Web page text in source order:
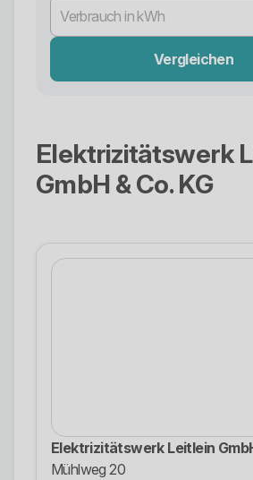
Vergleichen
Elektrizitätswerk
GmbH & Co. KG
Elektrizitätswerk Leitlein
Mühlweg 20